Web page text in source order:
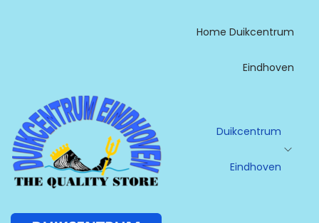
G
n
G
n
Home Duikcentrum
Eindhoven
Duikcentrum
Eindhoven